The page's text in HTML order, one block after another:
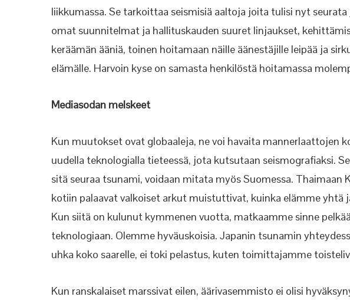
liikkumassa. Se tarkoittaa seismisiä aaltoja joita tulisi nyt
omat suunnitelmat ja hallituskauden suuret linjaukset,
keräämän ääniä, toinen hoitamaan näille äänestäjille leipää ja
elämälle. Harvoin kyse on samasta henkilöstä hoitamassa
Mediasodan melskeet
Kun muutokset ovat globaaleja, ne voi havaita mannerlaattojen
uudella teknologialla tieteessä, jota kutsutaan seismografiaksi.
sitä seuraa tsunami, voidaan mitata myös Suomessa. Thaimaan
kotiin palaavat valkoiset arkut muistuttivat, kuinka elämme yhtä
Kun siitä on kulunut kymmenen vuotta, matkaamme sinne
teknologiaan. Olemme hyväuskoisia. Japanin tsunamin
uhka koko saarelle, ei toki pelastus, kuten toimittajamme
Kun ranskalaiset marssivat eilen, äärivasemmisto ei olisi